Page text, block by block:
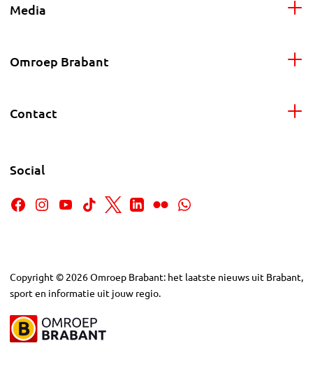
Media
Omroep Brabant
Contact
Social
Copyright © 2026Omroep Brabant: het laatste nieuws uit Brabant,
sport en informatie uit jouw regio.